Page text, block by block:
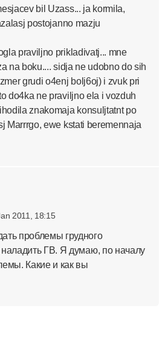
bil Uzass... ja kormila,
postojanno mazju
praviljno prikladivatj... mne
na boku.... sidja ne udobno do sih
grudi o4enj bolj6oj) i zvuk pri
do4ka ne praviljno ela i vozduh
znakomaja konsuljtatnt po
Marrrgo, ewe kstati beremennaja
2011, 18:15
проблемы грудного
ГВ. Я думаю, по началу
Какие и как вы